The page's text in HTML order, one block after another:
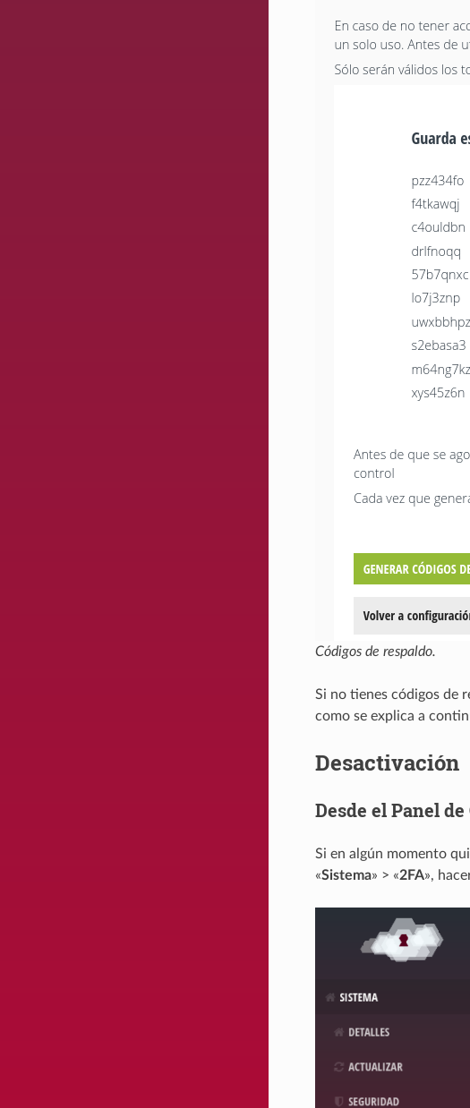
Códigos de respaldo.
Si no tienes códigos de
como se explica a
Desactivación
Desde el Panel
Si en algún momento
«Sistema» > «2FA»,